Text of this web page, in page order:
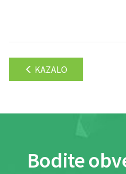
KAZALO
Bodite